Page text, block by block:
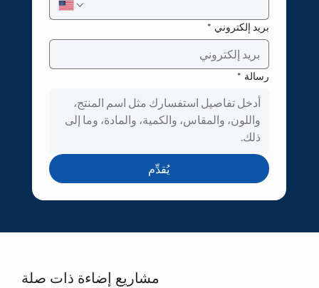
بريد إلكتروني *
رسالة *
يُقدِّم
مشاريع إضاءة ذات صلة